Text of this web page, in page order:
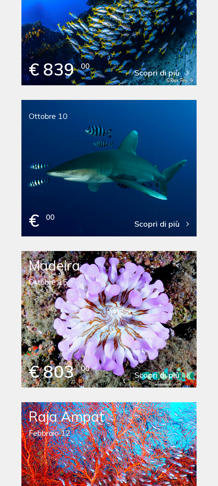
€ 839 00
Scopri di più
Ottobre 10
€ 00
Scopri di più
Madeira
Ottobre 15
€ 803 00
Scopri di più
Raja Ampat
Febbraio 12